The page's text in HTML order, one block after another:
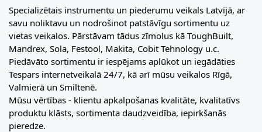
Specializētais instrumentu un piederumu veikals Latvijā, ar
savu noliktavu un nodrošinot patstāvīgu sortimentu uz
vietas veikalos. Pārstāvam tādus zīmolus kā ToughBuilt,
Mandrex, Sola, Festool, Makita, Cobit Tehnology u.c.
Piedāvāto sortimentu ir iespējams aplūkot un iegādāties
Tespars internetveikalā 24/7, kā arī mūsu veikalos Rīgā,
Valmierā un Smiltenē.
Mūsu vērtības - klientu apkalpošanas kvalitāte, kvalitatīvs
produktu klāsts, sortimenta daudzveidība, iepirkšanās
pieredze.